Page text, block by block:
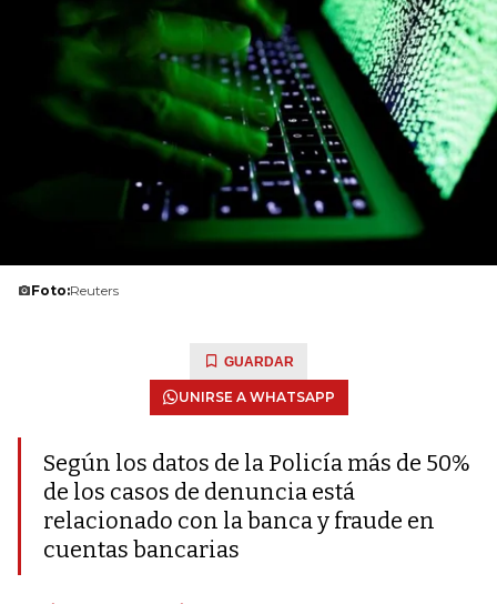
Foto:Reuters
GUARDAR
UNIRSE A WHATSAPP
Según los datos de la Policía más de 50%
de los casos de denuncia está
relacionado con la banca y fraude en
cuentas bancarias